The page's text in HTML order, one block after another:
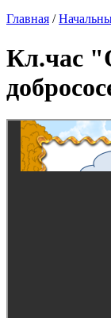
Главная /
Кл.час